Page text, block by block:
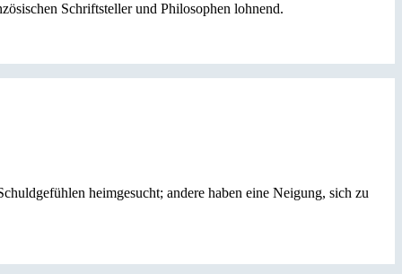
Schriftsteller und Philosophen lohnend.
heimgesucht; andere haben eine Neigung, sich zu